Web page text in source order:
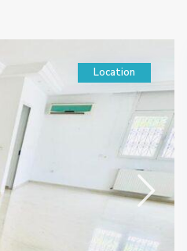
Location